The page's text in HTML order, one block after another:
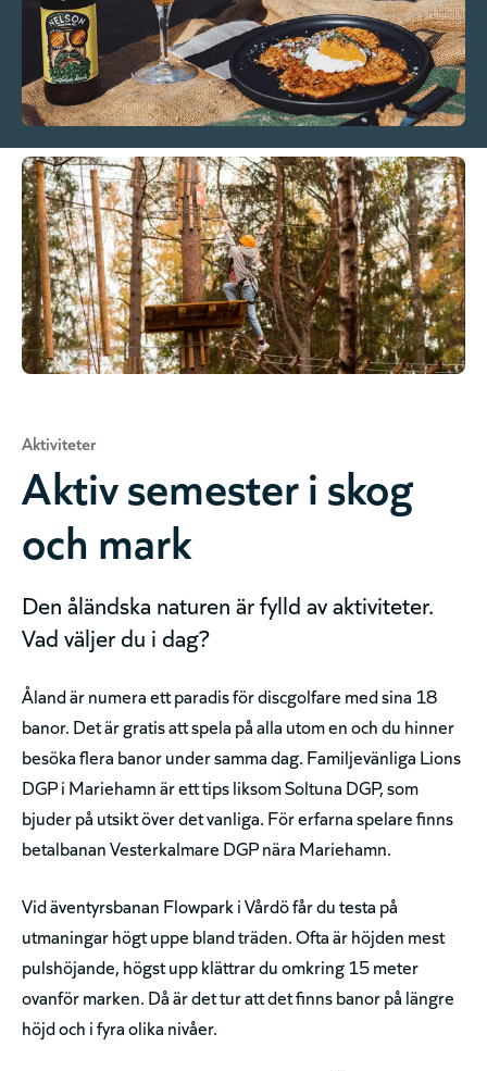
Aktiviteter
Aktiv semester i skog
och mark
Den åländska naturen är fylld av aktiviteter.
Vad väljer du i dag?
Åland är numera ett paradis för discgolfare med sina 18
banor. Det är gratis att spela på alla utom en och du hinner
besöka flera banor under samma dag. Familjevänliga Lions
DGP i Mariehamn är ett tips liksom Soltuna DGP, som
bjuder på utsikt över det vanliga. För erfarna spelare finns
betalbanan Vesterkalmare DGP nära Mariehamn.
Vid äventyrsbanan Flowpark i Vårdö får du testa på
utmaningar högt uppe bland träden. Ofta är höjden mest
pulshöjande, högst upp klättrar du omkring 15 meter
ovanför marken. Då är det tur att det finns banor på längre
höjd och i fyra olika nivåer.